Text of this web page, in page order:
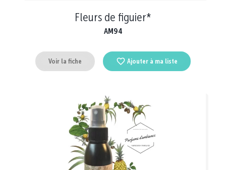
Fleurs de figuier*
AM94
Voir la fiche Ajouter à ma liste